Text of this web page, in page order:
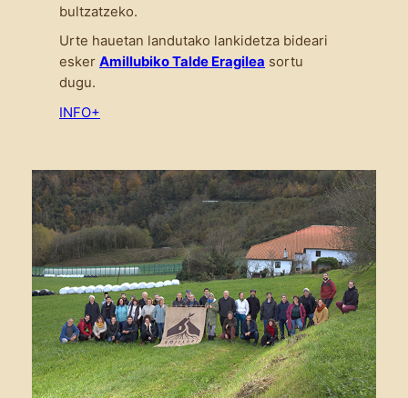
bultzatzeko.
Urte hauetan landutako lankidetza bideari
esker Amillubiko Talde Eragilea sortu
dugu.
INFO+